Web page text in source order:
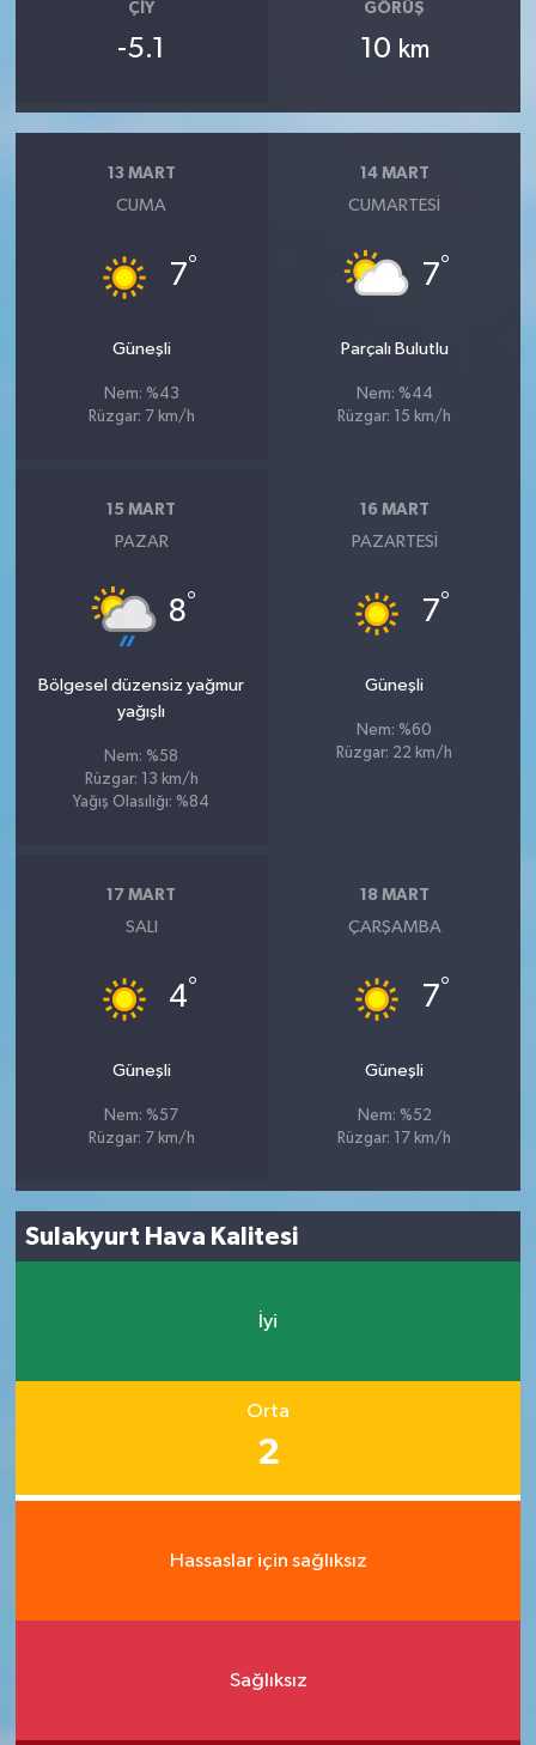
ÇIY
-5.1
GÖRÜŞ
10 km
13 MART
CUMA
7°
Güneşli
Nem: %43
Rüzgar: 7 km/h
14 MART
CUMARTESI
7°
Parçalı Bulutlu
Nem: %44
Rüzgar: 15 km/h
15 MART
PAZAR
8°
Bölgesel düzensiz yağmur
yağışlı
Nem: %58
Rüzgar: 13 km/h
Yağış Olasılığı: %84
16 MART
PAZARTESI
7°
Güneşli
Nem: %60
Rüzgar: 22 km/h
17 MART
SALI
4°
Güneşli
Nem: %57
Rüzgar: 7 km/h
18 MART
ÇARŞAMBA
7°
Güneşli
Nem: %52
Rüzgar: 17 km/h
Sulakyurt Hava Kalitesi
İyi
Orta
2
Hassaslar için sağlıksız
Sağlıksız